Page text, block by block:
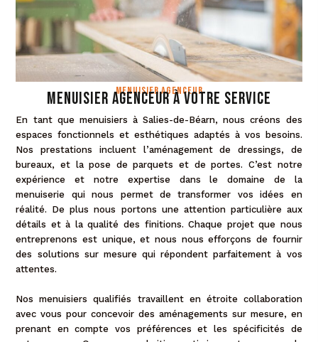
Menuisier agenceur
Menuisier agenceur à votre service
En tant que menuisiers à Salies-de-Béarn, nous créons des
espaces fonctionnels et esthétiques adaptés à vos besoins.
Nos prestations incluent l’aménagement de dressings, de
bureaux, et la pose de parquets et de portes. C’est notre
expérience et notre expertise dans le domaine de la
menuiserie qui nous permet de transformer vos idées en
réalité. De plus nous portons une attention particulière aux
détails et à la qualité des finitions. Chaque projet que nous
entreprenons est unique, et nous nous efforçons de fournir
des solutions sur mesure qui répondent parfaitement à vos
attentes.
Nos menuisiers qualifiés travaillent en étroite collaboration
avec vous pour concevoir des aménagements sur mesure, en
prenant en compte vos préférences et les spécificités de